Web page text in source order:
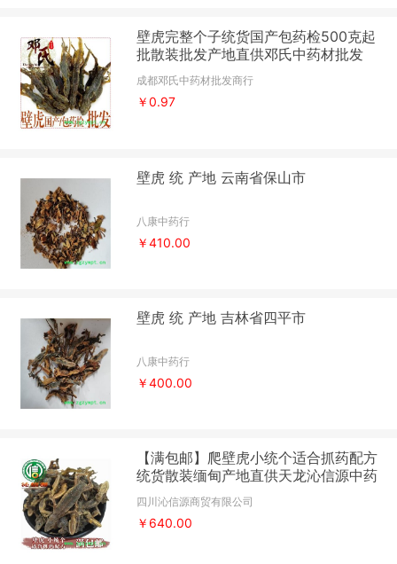
壁虎完整个子统货国产包药检500克起
批散装批发产地直供邓氏中药材批发
成都邓氏中药材批发商行
￥0.97
壁虎 统 产地 云南省保山市
八康中药行
￥410.00
壁虎 统 产地 吉林省四平市
八康中药行
￥400.00
【满包邮】爬壁虎小统个适合抓药配方
统货散装缅甸产地直供天龙沁信源中药
批发
四川沁信源商贸有限公司
￥640.00